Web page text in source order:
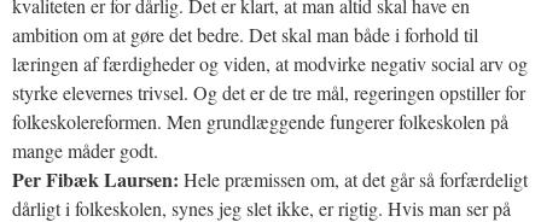
kvaliteten er for dårlig. Det er klart, at man altid skal have en
ambition om at gøre det bedre. Det skal man både i forhold til
læringen af færdigheder og viden, at modvirke negativ social arv og
styrke elevernes trivsel. Og det er de tre mål, regeringen opstiller for
folkeskolereformen. Men grundlæggende fungerer folkeskolen på
mange måder godt.
Per Fibæk Laursen: Hele præmissen om, at det går så forfærdeligt
dårligt i folkeskolen, synes jeg slet ikke, er rigtig. Hvis man ser på